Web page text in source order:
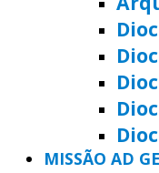
MISSÃO AD